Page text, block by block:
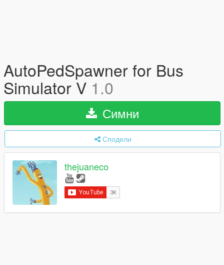
AutoPedSpawner for Bus
Simulator V 1.0
Симни
Сподели
thejuaneco